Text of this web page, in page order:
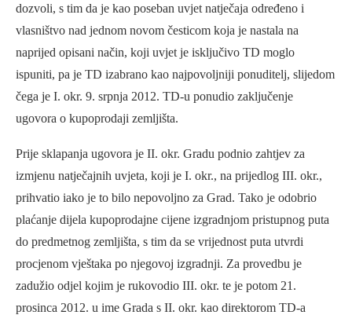
dozvoli, s tim da je kao poseban uvjet natječaja određeno i
vlasništvo nad jednom novom česticom koja je nastala na
naprijed opisani način, koji uvjet je isključivo TD moglo
ispuniti, pa je TD izabrano kao najpovoljniji ponuditelj, slijedom
čega je I. okr. 9. srpnja 2012. TD-u ponudio zaključenje
ugovora o kupoprodaji zemljišta.
Prije sklapanja ugovora je II. okr. Gradu podnio zahtjev za
izmjenu natječajnih uvjeta, koji je I. okr., na prijedlog III. okr.,
prihvatio iako je to bilo nepovoljno za Grad. Tako je odobrio
plaćanje dijela kupoprodajne cijene izgradnjom pristupnog puta
do predmetnog zemljišta, s tim da se vrijednost puta utvrdi
procjenom vještaka po njegovoj izgradnji. Za provedbu je
zadužio odjel kojim je rukovodio III. okr. te je potom 21.
prosinca 2012. u ime Grada s II. okr. kao direktorom TD-a